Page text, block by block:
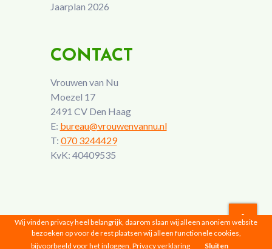
Jaarplan 2026
CONTACT
Vrouwen van Nu
Moezel 17
2491 CV Den Haag
E: bureau@vrouwenvannu.nl
T: 070 3244429
KvK: 40409535
Vrouwen van Nu © 2026 |Privacyverklaring
Wij vinden privacy heel belangrijk, daarom slaan wij alleen anoniem website
bezoeken op voor de rest plaatsen wij alleen functionele cookies,
bijvoorbeeld voor het inloggen. Privacy verklaring Sluiten